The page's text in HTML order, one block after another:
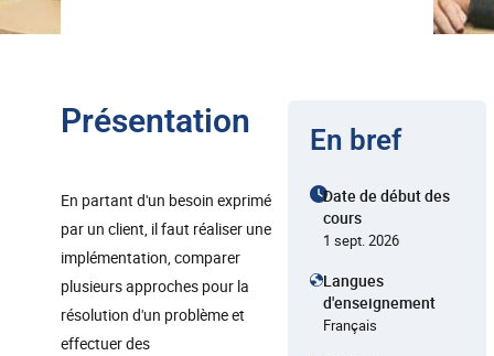
Présentation
En partant d'un besoin exprimé
par un client, il faut réaliser une
implémentation, comparer
plusieurs approches pour la
résolution d'un problème et
effectuer des
En bref
Date de début des
cours
1 sept. 2026
Langues
d'enseignement
Français